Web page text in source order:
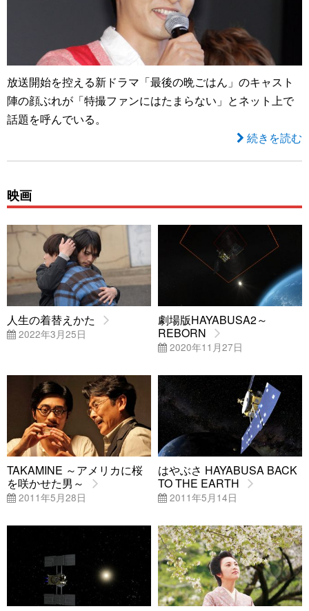
放送開始を控える新ドラマ「最後の晩ごはん」のキャスト
陣の顔ぶれが「特撮ファンにはたまらない」とネット上で
話題を呼んでいる。
続きを読む
映画
人生の着替えかた
2022年3月25日
劇場版HAYABUSA2～
REBORN
2020年11月27日
TAKAMINE ～アメリカに桜
を咲かせた男～
2011年5月28日
はやぶさ HAYABUSA BACK
TO THE EARTH
2011年5月14日